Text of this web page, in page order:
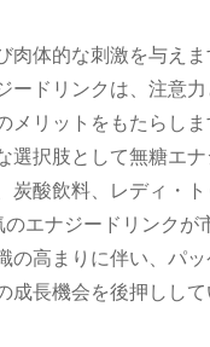
体的な刺激を与えま
ードリンクは、注意力
リットをもたらしま
選択肢として無糖エナ
炭酸飲料、レディ・ト
のエナジードリンクが
の高まりに伴い、パッ
成長機会を後押しして